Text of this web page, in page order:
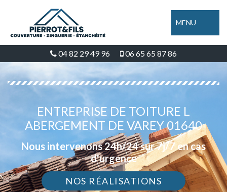
MENU
04 82 29 49 96 06 65 65 87 86
ENTREPRISE DE TOITURE L
ABERGEMENT DE VAREY 01640
Nous intervenons 24h/24 sur 7j/7 en cas
d'urgence
NOS RÉALISATIONS